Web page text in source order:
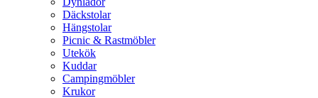
Däckstolar
Hängstolar
Picnic & Rastmöbler
Utekök
Kuddar
Campingmöbler
Krukor